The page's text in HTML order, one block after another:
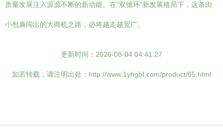
质量发展注入源源不断的新动能。在“双循环”新发展格局下，这条由
小包裹闯出的大商机之路，必将越走越宽广。
更新时间：2026-08-04 04:41:27
如若转载，请注明出处：http://www.1yhgbf.com/product/65.html